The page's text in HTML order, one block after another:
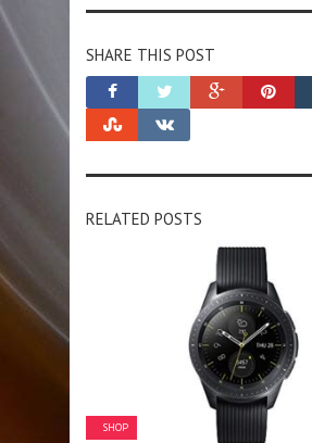
SHARE THIS POST
RELATED POSTS
SHOP